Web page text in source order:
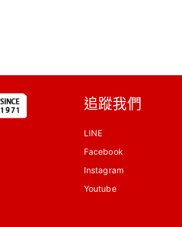
追蹤我們
LINE
Facebook
Instagram
Youtube